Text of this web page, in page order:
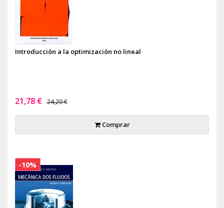
Introducción a la optimización no lineal
21,78 € 24,20 €
Comprar
-10%